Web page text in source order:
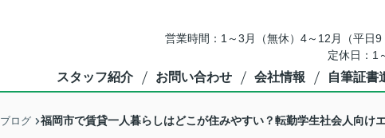
営業時間：1～3月（無休）4～12月（平
定休日：1
スタッフ紹介 お問い合わせ 会社情報 自筆証書
ブログ 福岡市で賃貸一人暮らしはどこが住みやすい？転勤学生社会人向け